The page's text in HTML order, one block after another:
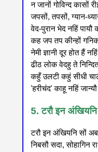
न जानों गोविन्द कासों
जपसों, तपसों, ग्यान-
वेद-पुरान भेद नहिं
कह जप तप कीन्हों
नेमी ज्ञानी दूर होत हैं
ढीठ लोक वेदहु ते
कहुँ उलटी कहुं सीधी
'हरीचंद' काहू नहिं
5. टरौ इन अंखियनि
टरौ इन अंखियनि सों अब
निबसौ सदा, सोहागिन